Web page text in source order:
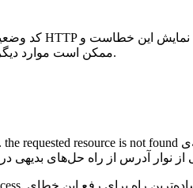
ممکن است موارد دیگری باعث نمایش آن شده باشند.